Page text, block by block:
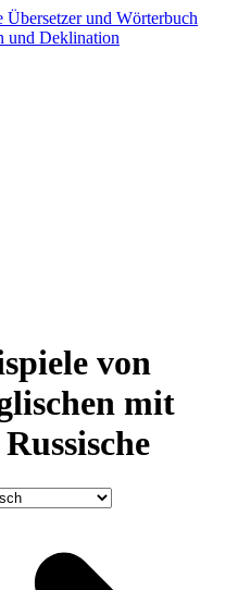
und Deklination
von
mit